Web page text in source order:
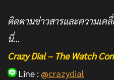
ติดตามข่าวสารและความเค
นี่…
Crazy Dial – The Watch
Line : @crazydial